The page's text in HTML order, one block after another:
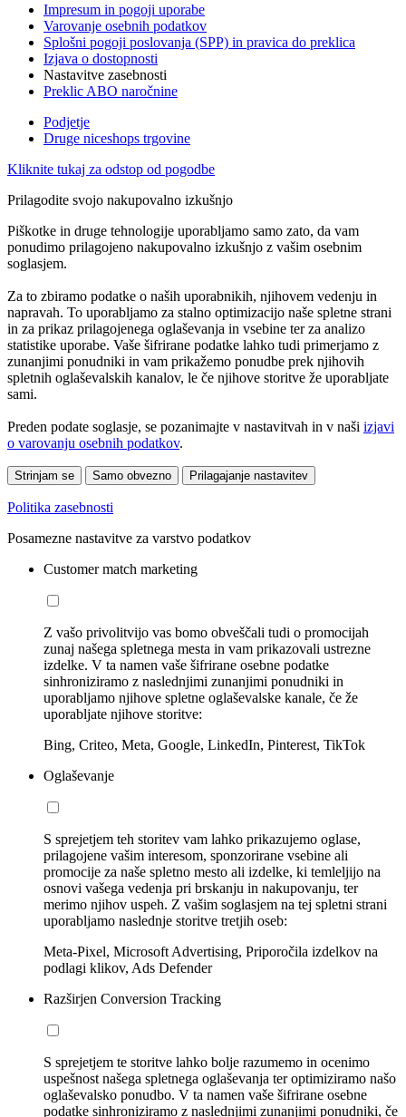
Impresum in pogoji uporabe
Varovanje osebnih podatkov
Splošni pogoji poslovanja (SPP) in pravica do preklica
Izjava o dostopnosti
Nastavitve zasebnosti
Preklic ABO naročnine
Podjetje
Druge niceshops trgovine
Kliknite tukaj za odstop od pogodbe
Prilagodite svojo nakupovalno izkušnjo
Piškotke in druge tehnologije uporabljamo samo zato, da vam
ponudimo prilagojeno nakupovalno izkušnjo z vašim osebnim
soglasjem.
Za to zbiramo podatke o naših uporabnikih, njihovem vedenju in
napravah. To uporabljamo za stalno optimizacijo naše spletne strani
in za prikaz prilagojenega oglaševanja in vsebine ter za analizo
statistike uporabe. Vaše šifrirane podatke lahko tudi primerjamo z
zunanjimi ponudniki in vam prikažemo ponudbe prek njihovih
spletnih oglaševalskih kanalov, le če njihove storitve že uporabljate
sami.
Preden podate soglasje, se pozanimajte v nastavitvah in v naši izjavi
o varovanju osebnih podatkov.
Strinjam se Samo obvezno Prilagajanje nastavitev
Politika zasebnosti
Posamezne nastavitve za varstvo podatkov
Customer match marketing
Z vašo privolitvijo vas bomo obveščali tudi o promocijah
zunaj našega spletnega mesta in vam prikazovali ustrezne
izdelke. V ta namen vaše šifrirane osebne podatke
sinhroniziramo z naslednjimi zunanjimi ponudniki in
uporabljamo njihove spletne oglaševalske kanale, če že
uporabljate njihove storitve:
Bing, Criteo, Meta, Google, LinkedIn, Pinterest, TikTok
Oglaševanje
S sprejetjem teh storitev vam lahko prikazujemo oglase,
prilagojene vašim interesom, sponzorirane vsebine ali
promocije za naše spletno mesto ali izdelke, ki temleljijo na
osnovi vašega vedenja pri brskanju in nakupovanju, ter
merimo njihov uspeh. Z vašim soglasjem na tej spletni strani
uporabljamo naslednje storitve tretjih oseb:
Meta-Pixel, Microsoft Advertising, Priporočila izdelkov na
podlagi klikov, Ads Defender
Razširjen Conversion Tracking
S sprejetjem te storitve lahko bolje razumemo in ocenimo
uspešnost našega spletnega oglaševanja ter optimiziramo našo
oglaševalsko ponudbo. V ta namen vaše šifrirane osebne
podatke sinhroniziramo z naslednjimi zunanjimi ponudniki, če